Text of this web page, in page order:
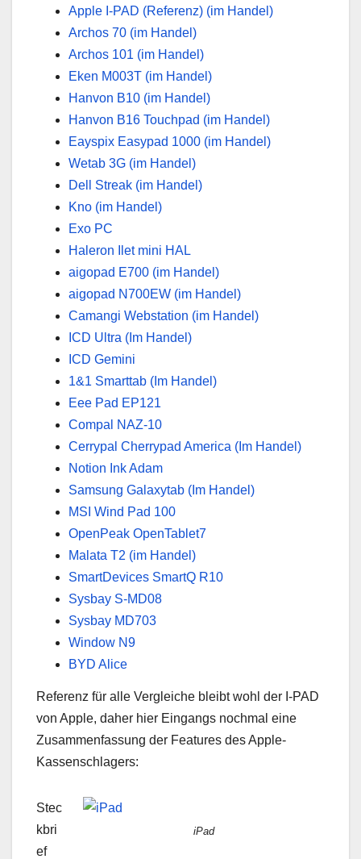
Apple I-PAD (Referenz) (im Handel)
Archos 70 (im Handel)
Archos 101 (im Handel)
Eken M003T (im Handel)
Hanvon B10 (im Handel)
Hanvon B16 Touchpad (im Handel)
Eayspix Easypad 1000 (im Handel)
Wetab 3G (im Handel)
Dell Streak (im Handel)
Kno (im Handel)
Exo PC
Haleron Ilet mini HAL
aigopad E700 (im Handel)
aigopad N700EW (im Handel)
Camangi Webstation (im Handel)
ICD Ultra (Im Handel)
ICD Gemini
1&1 Smarttab (Im Handel)
Eee Pad EP121
Compal NAZ-10
Cerrypal Cherrypad America (Im Handel)
Notion Ink Adam
Samsung Galaxytab (Im Handel)
MSI Wind Pad 100
OpenPeak OpenTablet7
Malata T2 (im Handel)
SmartDevices SmartQ R10
Sysbay S-MD08
Sysbay MD703
Window N9
BYD Alice
Referenz für alle Vergleiche bleibt wohl der I-PAD
von Apple, daher hier Eingangs nochmal eine
Zusammenfassung der Features des Apple-
Kassenschlagers:
iPad
Stec
kbri
ef